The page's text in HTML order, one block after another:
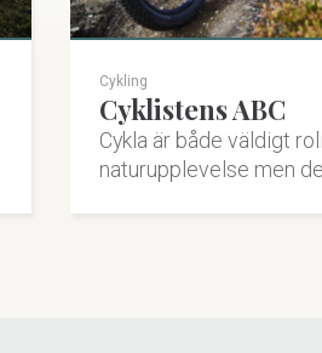
Cykling
Cyklistens ABC
Cykla är både väldigt
naturupplevelse men